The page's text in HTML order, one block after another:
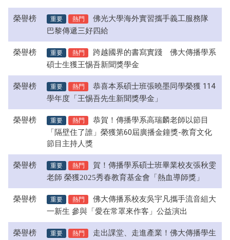
榮譽榜 重要 熱門
佛光大學海外實習攜手義工服務隊
巴黎傳遞三好四給
榮譽榜 重要 熱門
跨越國界的書寫實踐 佛大傳播學系
碩士生獲王惕吾新聞獎學金
榮譽榜 重要 熱門
恭喜本系碩士班張曉墨同學榮獲 114
學年度「王惕吾先生新聞獎學金」
榮譽榜 重要 熱門
恭賀！傳播學系高瑞麟老師以節目
「隔壁住了誰」榮獲第60屆廣播金鐘獎-教育文化
節目主持人獎
榮譽榜 重要 熱門
賀！傳播學系碩士班畢業校友張秋雯
老師 榮獲2025秀春教育基金會「熱血導師獎」
榮譽榜 重要 熱門
佛大傳播系校友吳宇凡攜手流音組大
一新生 參與「愛在常罩來作客」公益演出
榮譽榜 重要 熱門
走出課堂、走進產業！佛大傳播學生